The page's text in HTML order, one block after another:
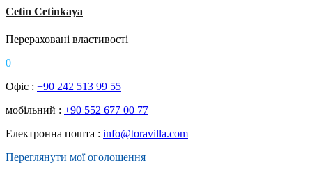
Cetin Cetinkaya
Перераховані властивості
0
Офіс : +90 242 513 99 55
мобільний : +90 552 677 00 77
Електронна пошта : info@toravilla.com
Переглянути мої оголошення